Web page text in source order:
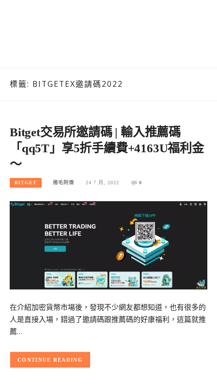
標籤: BITGETEX邀請碼2022
Bitget交易所邀請碼 | 輸入推薦碼
「qq5T」享5折手續費+4163U福利金
～
BITGET 捲毛阿偉 24 7 月, 2022 0
在介紹加密貨幣市場後，發現不少網友都想知道，也有很多的
人是直接入場，錯過了邀請碼跟推薦碼的好康福利，這篇就推
薦…
CONTINUE READING